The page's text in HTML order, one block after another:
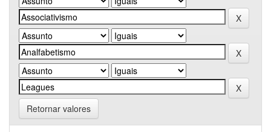
Retornar valores